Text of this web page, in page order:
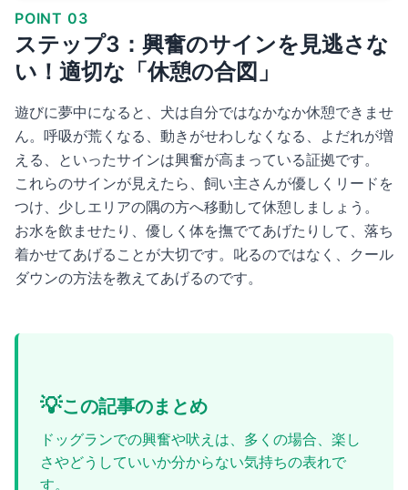
POINT 03
ステップ3：興奮のサインを見逃さな
い！適切な「休憩の合図」
遊びに夢中になると、犬は自分ではなかなか休憩できませ
ん。呼吸が荒くなる、動きがせわしなくなる、よだれが増
える、といったサインは興奮が高まっている証拠です。
これらのサインが見えたら、飼い主さんが優しくリードを
つけ、少しエリアの隅の方へ移動して休憩しましょう。
お水を飲ませたり、優しく体を撫でてあげたりして、落ち
着かせてあげることが大切です。叱るのではなく、クール
ダウンの方法を教えてあげるのです。
💡この記事のまとめ
ドッグランでの興奮や吠えは、多くの場合、楽し
さやどうしていいか分からない気持ちの表れで
す。